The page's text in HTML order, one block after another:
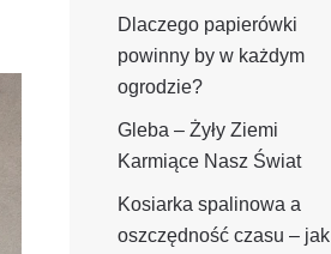
Dlaczego papierówki
powinny by w każdym
ogrodzie?
Gleba – Żyły Ziemi
Karmiące Nasz Świat
Kosiarka spalinowa a
oszczędność czasu – jak